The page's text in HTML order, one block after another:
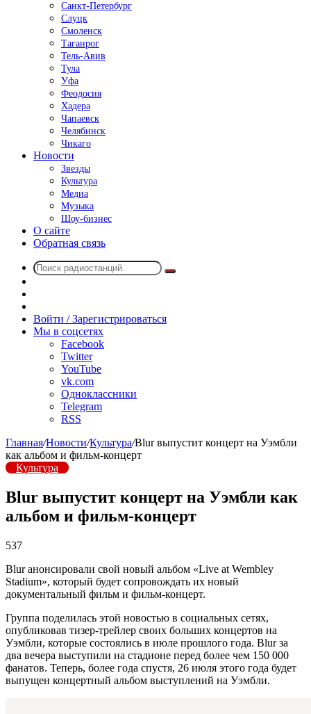
Санкт-Петербург
Слуцк
Смоленск
Таганрог
Тель-Авив
Тула
Уфа
Феодосия
Хадера
Чапаевск
Челябинск
Чикаго
Новости
Звезды
Культура
Медиа
Музыка
Шоу-бизнес
О сайте
Обратная связь
Поиск
радио
Войти / Зарегистрироваться
Мы в соцсетях
Facebook
Twitter
YouTube
vk.com
Одноклассники
Telegram
RSS
Главная/Новости/Культура/Blur выпустит концерт на Уэмбли
как альбом и фильм-концерт
Культура
Blur выпустит концерт на Уэмбли как
альбом и фильм-концерт
537
Blur анонсировали свой новый альбом «Live at Wembley
Stadium», который будет сопровождать их новый
документальный фильм и фильм-концерт.
Группа поделилась этой новостью в социальных сетях,
опубликовав тизер-трейлер своих больших концертов на
Уэмбли, которые состоялись в июле прошлого года. Blur за
два вечера выступили на стадионе перед более чем 150 000
фанатов. Теперь, более года спустя, 26 июля этого года будет
выпущен концертный альбом выступлений на Уэмбли.